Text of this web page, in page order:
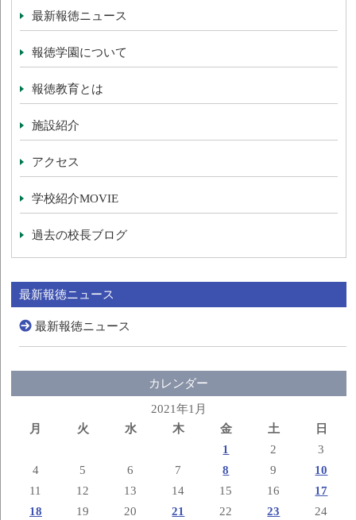
最新報徳ニュース
報徳学園について
報徳教育とは
施設紹介
アクセス
学校紹介MOVIE
過去の校長ブログ
最新報徳ニュース
最新報徳ニュース
カレンダー
2021年1月
月
火 水 木 金 土 日
1 2
3
4
5 6 7 8 9
10
11
12 13 14 15 16
17
18
19 20 21 22 23
24